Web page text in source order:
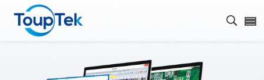
検索